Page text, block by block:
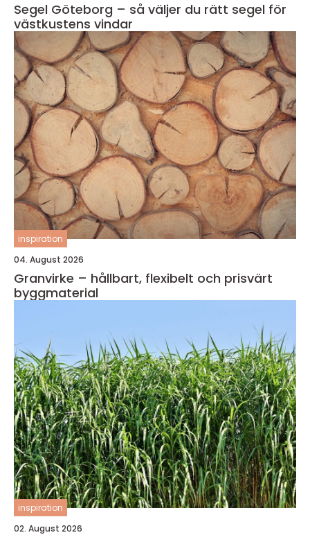
Segel Göteborg – så väljer du rätt segel för
västkustens vindar
inspiration
04. August 2026
Granvirke – hållbart, flexibelt och prisvärt
byggmaterial
inspiration
02. August 2026